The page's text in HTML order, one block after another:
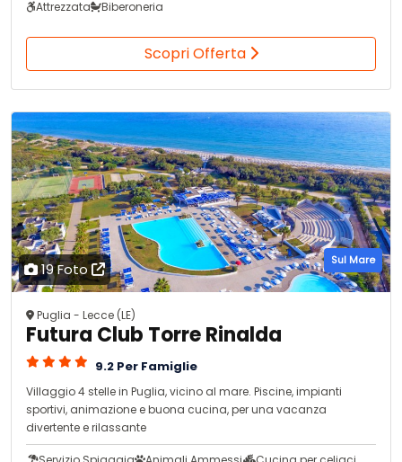
Attrezzata
Biberoneria
Scopri Offerta
19 Foto Sul Mare
Puglia - Lecce (LE)
Futura Club Torre Rinalda
9.2 Per Famiglie
Villaggio 4 stelle in Puglia, vicino al mare. Piscine, impianti
sportivi, animazione e buona cucina, per una vacanza
divertente e rilassante